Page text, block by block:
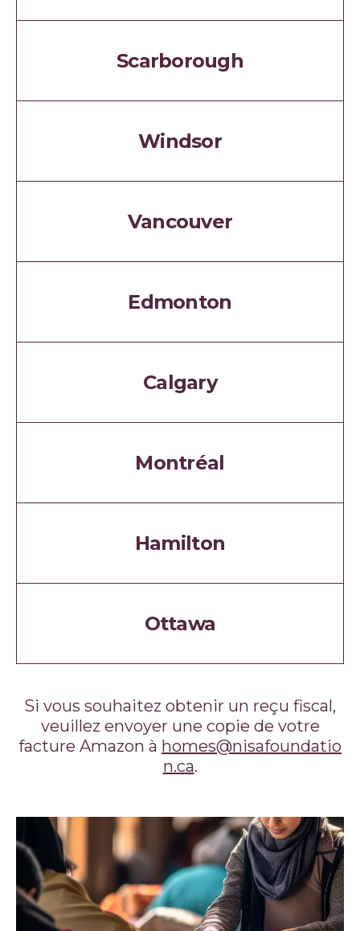
Scarborough
Windsor
Vancouver
Edmonton
Calgary
Montréal
Hamilton
Ottawa
Si vous souhaitez obtenir un reçu fiscal,
veuillez envoyer une copie de votre
facture Amazon à homes@nisafoundatio
n.ca.